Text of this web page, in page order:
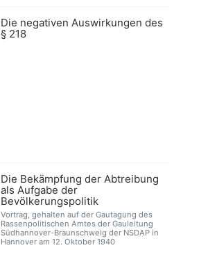
Die negativen Auswirkungen des
§ 218
Die Bekämpfung der Abtreibung
als Aufgabe der
Bevölkerungspolitik
Vortrag, gehalten auf der Gautagung des
Rassenpolitischen Amtes der Gauleitung
Südhannover-Braunschweig der NSDAP in
Hannover am 12. Oktober 1940